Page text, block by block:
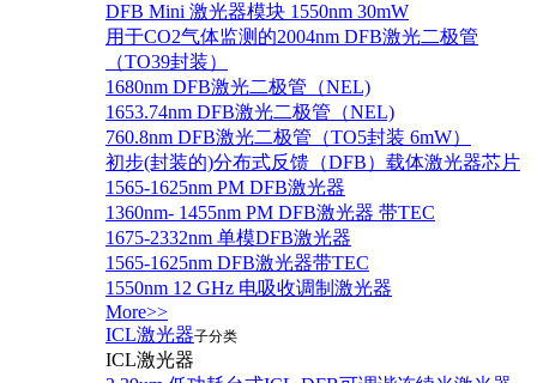
DFB Mini 激光器模块 1550nm 30mW
用于CO2气体监测的2004nm DFB激光二极管
（TO39封装）
1680nm DFB激光二极管（NEL)
1653.74nm DFB激光二极管（NEL)
760.8nm DFB激光二极管（TO5封装 6mW）
初步(封装的)分布式反馈（DFB）载体激光器芯片
1565-1625nm PM DFB激光器
1360nm- 1455nm PM DFB激光器 带TEC
1675-2332nm 单模DFB激光器
1565-1625nm DFB激光器带TEC
1550nm 12 GHz 电吸收调制激光器
More>>
ICL激光器子分类
ICL激光器